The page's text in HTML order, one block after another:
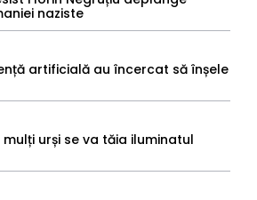
naziste
artificială au încercat să înșele
urși se va tăia iluminatul